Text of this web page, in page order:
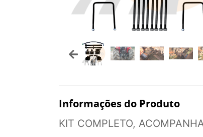
Informações do Produto
KIT COMPLETO,